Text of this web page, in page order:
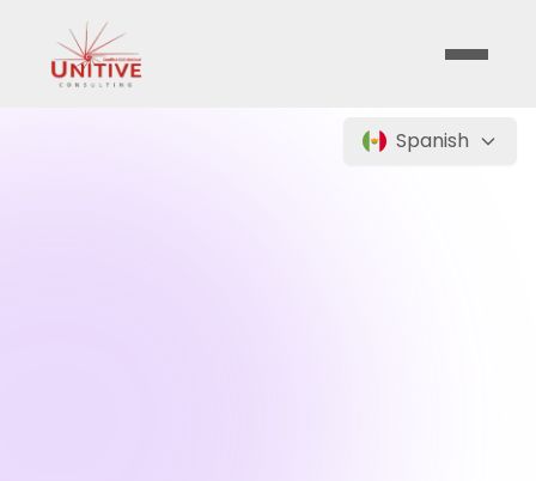
Spanish